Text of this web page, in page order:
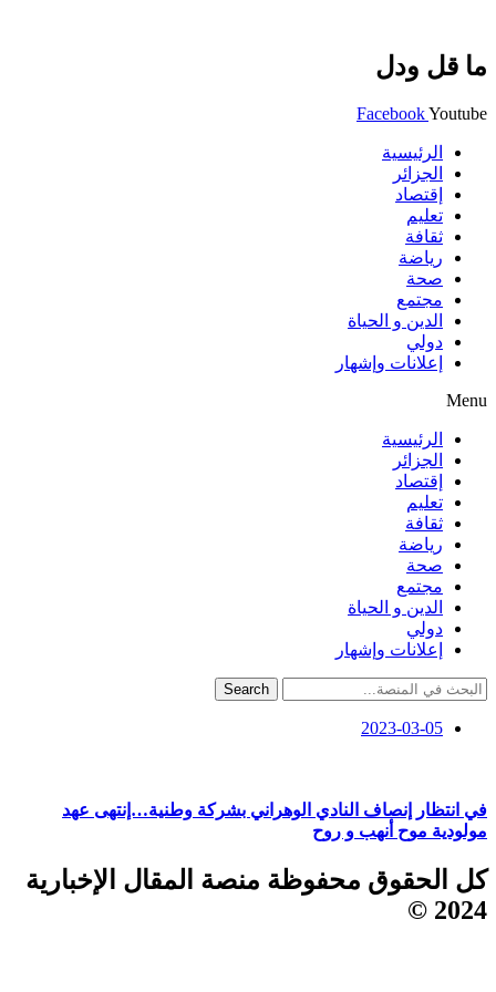
ما قل ودل
FacebookYoutube
الرئيسية
الجزائر
إقتصاد
تعليم
ثقافة
رياضة
صحة
مجتمع
الدين و الحياة
دولي
إعلانات وإشهار
Menu
الرئيسية
الجزائر
إقتصاد
تعليم
ثقافة
رياضة
صحة
مجتمع
الدين و الحياة
دولي
إعلانات وإشهار
Search
2023-03-05
في انتظار إنصاف النادي الوهراني بشركة وطنية…إنتهى عهد
مولودية موح أنهب و روح
كل الحقوق محفوظة منصة المقال الإخبارية
2024 ©